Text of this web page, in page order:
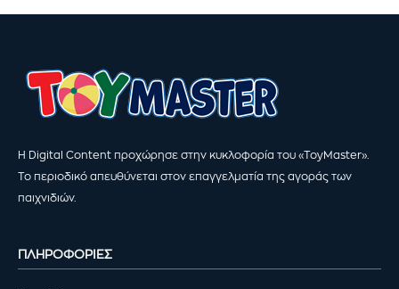
Η Digital Content προχώρησε στην κυκλοφορία του «ToyMaster».
Το περιοδικό απευθύνεται στον επαγγελματία της αγοράς των
παιχνιδιών.
ΠΛΗΡΟΦΟΡΙΕΣ